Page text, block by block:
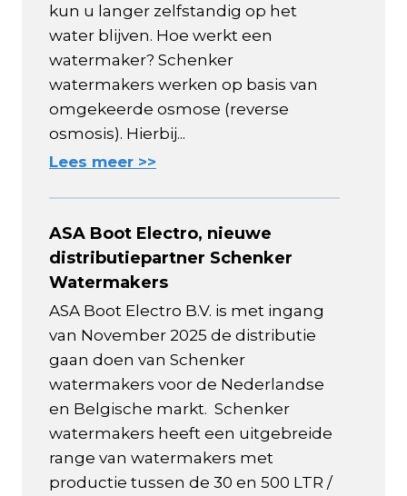
kun u langer zelfstandig op het
water blijven. Hoe werkt een
watermaker? Schenker
watermakers werken op basis van
omgekeerde osmose (reverse
osmosis). Hierbij...
Lees meer >>
ASA Boot Electro, nieuwe
distributiepartner Schenker
Watermakers
ASA Boot Electro B.V. is met ingang
van November 2025 de distributie
gaan doen van Schenker
watermakers voor de Nederlandse
en Belgische markt. Schenker
watermakers heeft een uitgebreide
range van watermakers met
productie tussen de 30 en 500 LTR /